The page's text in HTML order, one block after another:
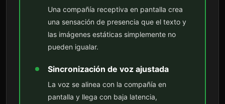
Una compañía receptiva en pantalla crea
una sensación de presencia que el texto y
las imágenes estáticas simplemente no
pueden igualar.
Sincronización de voz ajustada
La voz se alinea con la compañía en
pantalla y llega con baja latencia,